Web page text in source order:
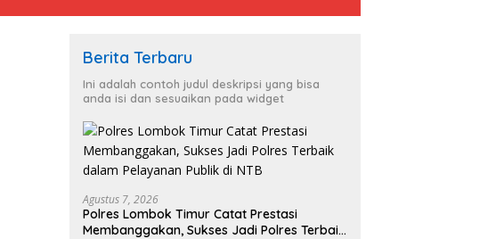
Berita Terbaru
Ini adalah contoh judul deskripsi yang bisa
anda isi dan sesuaikan pada widget
Agustus 7, 2026
Polres Lombok Timur Catat Prestasi
Membanggakan, Sukses Jadi Polres Terbaik